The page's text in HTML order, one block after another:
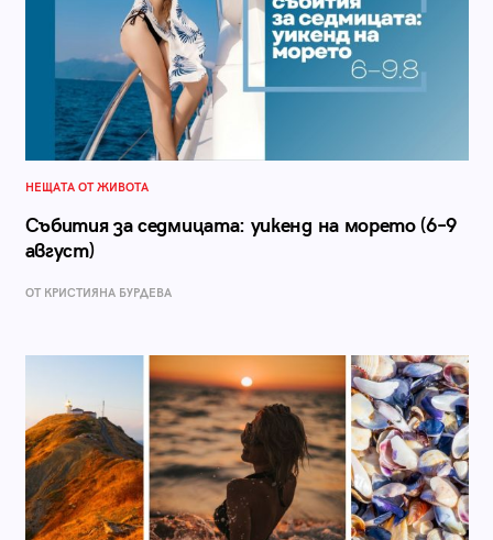
НЕЩАТА ОТ ЖИВОТА
Събития за седмицата: уикенд на морето (6–9
август)
ОТ КРИСТИЯНА БУРДЕВА